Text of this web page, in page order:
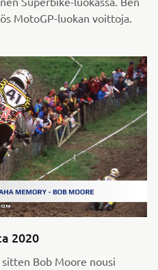
MotoGP-luokan voittoja.
2020
Bob Moore nousi